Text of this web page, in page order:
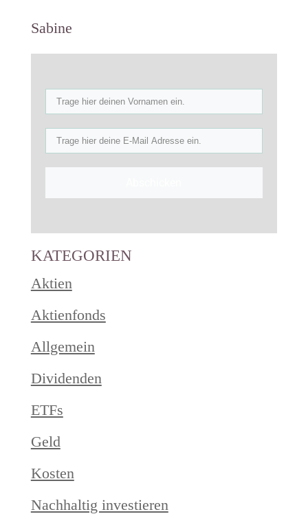
Sabine
KATEGORIEN
Aktien
Aktienfonds
Allgemein
Dividenden
ETFs
Geld
Kosten
Nachhaltig investieren